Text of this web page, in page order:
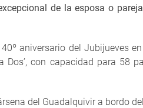
de la esposa o
aniversario del Jubijueves
Dos’, con capacidad para 58
del Guadalquivir a bordo del